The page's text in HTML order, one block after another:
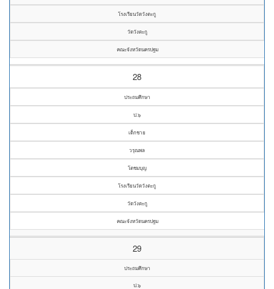
โรงเรียนวัดวังตะกู
วัดวังตะกู
คณะจังหวัดนครปฐม
28
ประถมศึกษา
ป.๖
เด็กชาย
วรุณพล
โตชมบุญ
โรงเรียนวัดวังตะกู
วัดวังตะกู
คณะจังหวัดนครปฐม
29
ประถมศึกษา
ป.๖